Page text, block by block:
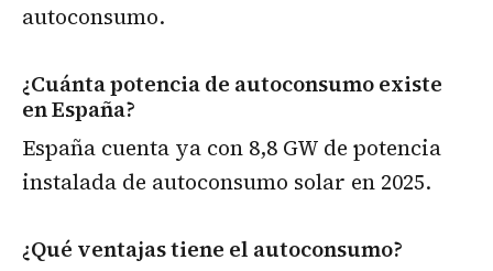
autoconsumo.
¿Cuánta potencia de autoconsumo existe
en España?
España cuenta ya con 8,8 GW de potencia
instalada de autoconsumo solar en 2025.
¿Qué ventajas tiene el autoconsumo?